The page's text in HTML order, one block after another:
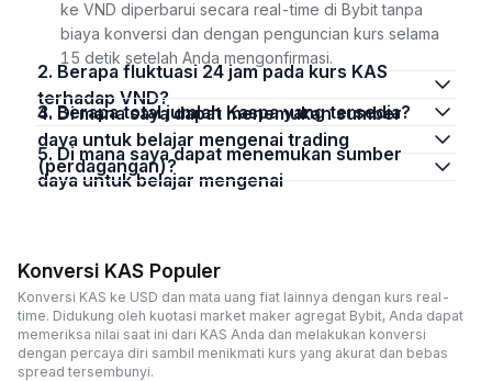
ke VND diperbarui secara real-time di Bybit tanpa
biaya konversi dan dengan penguncian kurs selama
15 detik setelah Anda mengonfirmasi.
2. Berapa fluktuasi 24 jam pada kurs KAS
terhadap VND?
3. Berapa total jumlah Kaspa yang tersedia?
4. Di mana saya dapat menemukan sumber
daya untuk belajar mengenai trading
(perdagangan)?
5. Di mana saya dapat menemukan sumber
daya untuk belajar mengenai
Konversi KAS Populer
Konversi KAS ke USD dan mata uang fiat lainnya dengan kurs real-
time. Didukung oleh kuotasi market maker agregat Bybit, Anda dapat
memeriksa nilai saat ini dari KAS Anda dan melakukan konversi
dengan percaya diri sambil menikmati kurs yang akurat dan bebas
spread tersembunyi.